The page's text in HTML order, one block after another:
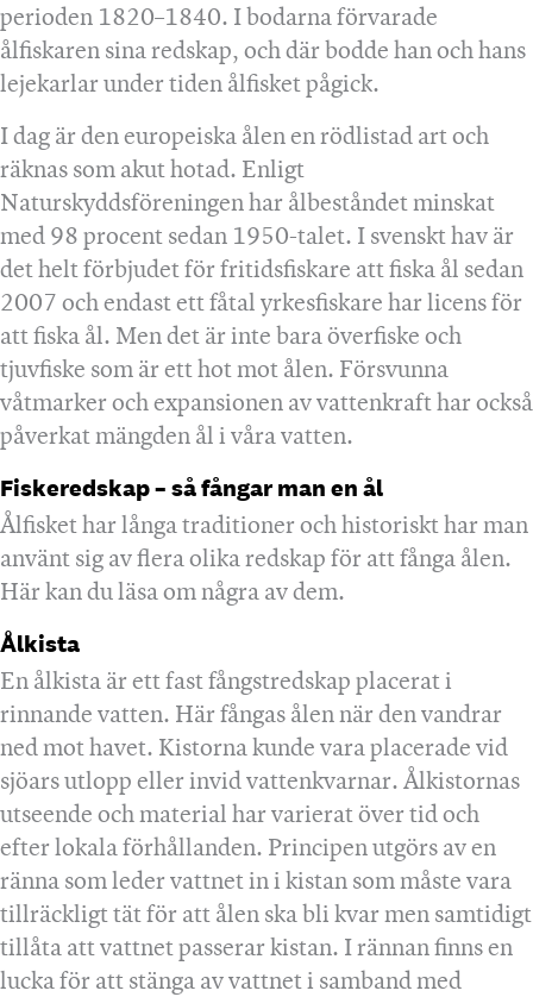
perioden 1820–1840. I bodarna förvarade
ålfiskaren sina redskap, och där bodde han och hans
lejekarlar under tiden ålfisket pågick.
I dag är den europeiska ålen en rödlistad art och
räknas som akut hotad. Enligt
Naturskyddsföreningen har ålbeståndet minskat
med 98 procent sedan 1950-talet. I svenskt hav är
det helt förbjudet för fritidsfiskare att fiska ål sedan
2007 och endast ett fåtal yrkesfiskare har licens för
att fiska ål. Men det är inte bara överfiske och
tjuvfiske som är ett hot mot ålen. Försvunna
våtmarker och expansionen av vattenkraft har också
påverkat mängden ål i våra vatten.
Fiskeredskap – så fångar man en ål
Ålfisket har långa traditioner och historiskt har man
använt sig av flera olika redskap för att fånga ålen.
Här kan du läsa om några av dem.
Ålkista
En ålkista är ett fast fångstredskap placerat i
rinnande vatten. Här fångas ålen när den vandrar
ned mot havet. Kistorna kunde vara placerade vid
sjöars utlopp eller invid vattenkvarnar. Ålkistornas
utseende och material har varierat över tid och
efter lokala förhållanden. Principen utgörs av en
ränna som leder vattnet in i kistan som måste vara
tillräckligt tät för att ålen ska bli kvar men samtidigt
tillåta att vattnet passerar kistan. I rännan finns en
lucka för att stänga av vattnet i samband med